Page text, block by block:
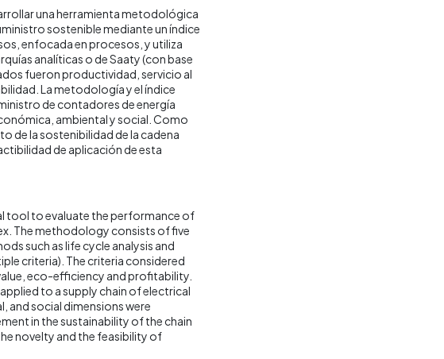
una herramienta metodológica
sostenible mediante un índice
enfocada en procesos, y utiliza
analíticas o de Saaty (con base
fueron productividad, servicio al
La metodología y el índice
de contadores de energía
ambiental y social. Como
de la sostenibilidad de la cadena
de aplicación de esta
tool to evaluate the performance of
The methodology consists of five
such as life cycle analysis and
criteria). The criteria considered
eco-efficiency and profitability.
to a supply chain of electrical
and social dimensions were
in the sustainability of the chain
novelty and the feasibility of